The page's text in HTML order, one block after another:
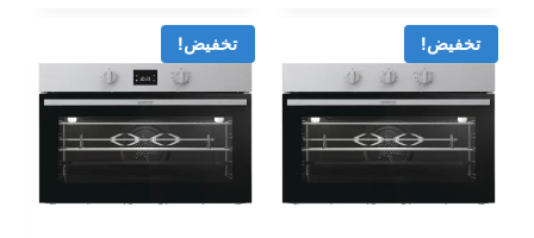
تخفيض! تخفيض!